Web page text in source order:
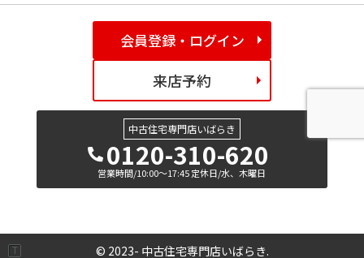
会員登録・ログイン
来店予約
中古住宅専門店いばらき
0120-310-620
営業時間/10:00～17:45 定休日/水、木曜日
© 2023- 中古住宅専門店いばらき.